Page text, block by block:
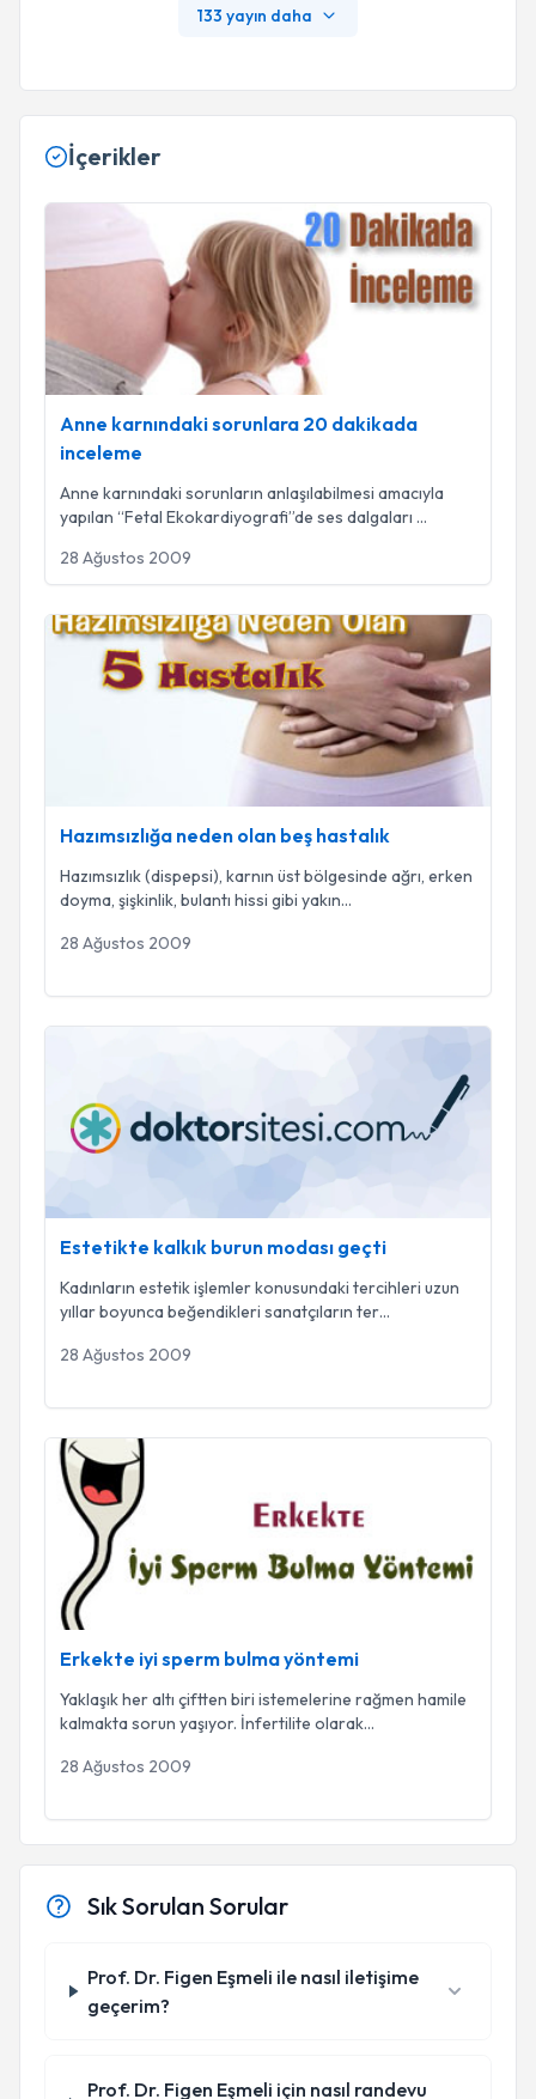
In Patients With Parkinson's Disease.Mov Disord. 2
133 yayın daha
İçerikler
Anne karnındaki sorunlara 20 dakikada inceleme
Anne karnındaki sorunlara 20 dakikada
inceleme
Anne karnındaki sorunların anlaşılabilmesi amacıyla
yapılan “Fetal Ekokardiyografi”de ses dalgaları ...
28 Ağustos 2009
Hazımsızlığa neden olan beş hastalık
Hazımsızlığa neden olan beş hastalık
Hazımsızlık (dispepsi), karnın üst bölgesinde ağrı, erken
doyma, şişkinlik, bulantı hissi gibi yakın...
28 Ağustos 2009
Estetikte kalkık burun modası geçti
Kadınların estetik işlemler konusundaki tercihleri uzun
yıllar boyunca beğendikleri sanatçıların ter...
28 Ağustos 2009
Erkekte iyi sperm bulma yöntemi
Erkekte iyi sperm bulma yöntemi
Yaklaşık her altı çiftten biri istemelerine rağmen hamile
kalmakta sorun yaşıyor. İnfertilite olarak...
28 Ağustos 2009
Sık Sorulan Sorular
Prof. Dr. Figen Eşmeli ile nasıl iletişime
geçerim?
Prof. Dr. Figen Eşmeli için nasıl randevu